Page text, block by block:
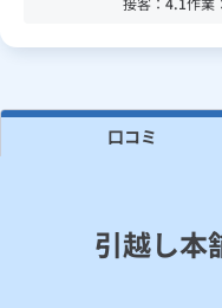
Daigasコラム
口コミ
引越し本